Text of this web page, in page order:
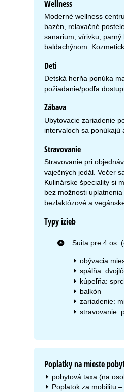
Wellness
Moderné wellness
bazén, relaxačné
sanarium, vírivku,
baldachýnom.
Deti
Detská herňa ponúka
požiadanie/podľa
Zábava
Ubytovacie zariadenie
intervaloch sa ponúkajú
Stravovanie
Stravovanie pri
vaječných jedál. Večer
Kulinárske špeciality si
bez možnosti
bezlaktózové a
Typy izieb
Suita pre 4 os.
obývacia
spálňa:
kúpeľňa:
balkón
zariadenie:
stravovanie:
Poplatky na mieste
pobytová taxa (na
Poplatok za mobilitu